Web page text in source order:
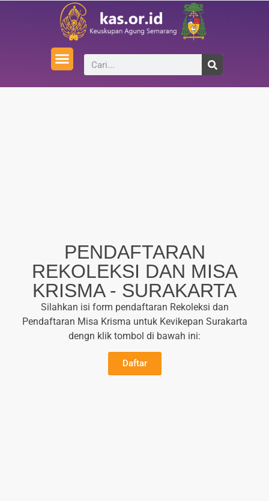
PENDAFTARAN
REKOLEKSI DAN MISA
KRISMA - SURAKARTA
Silahkan isi form pendaftaran Rekoleksi dan
Pendaftaran Misa Krisma untuk Kevikepan Surakarta
dengn klik tombol di bawah ini:
Daftar